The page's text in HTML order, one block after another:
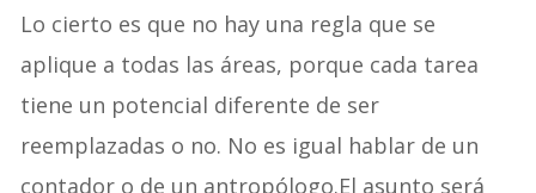
Lo cierto es que no hay una regla que se
aplique a todas las áreas, porque cada tarea
tiene un potencial diferente de ser
reemplazadas o no. No es igual hablar de un
contador o de un antropólogo.El asunto será